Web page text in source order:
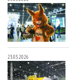
23.03.2026